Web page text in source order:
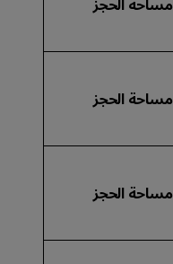
مساحة الحجز
مساحة الحجز
مساحة الحجز